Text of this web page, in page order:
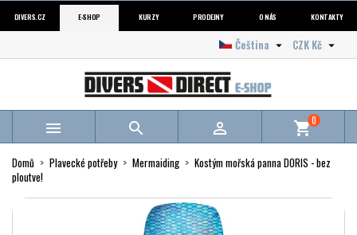
DIVERS.CZ E-SHOP KURZY PRODEJNY O NÁS KONTAKTY
CZK Kč 
Čeština 
   shopping_cart0
Domů Plavecké potřeby Mermaiding
Kostým mořská panna DORIS - bez
ploutve!